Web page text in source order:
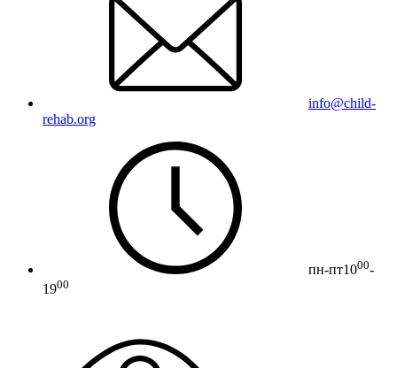
info@child-
rehab.org
пн-пт1000-
1900